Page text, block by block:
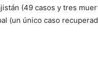
(49 casos y tres
(un único caso